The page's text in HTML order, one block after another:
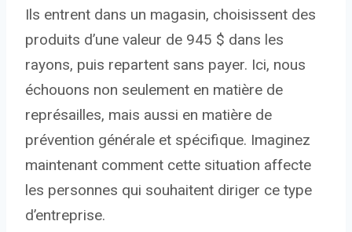
Ils entrent dans un magasin, choisissent des
produits d’une valeur de 945 $ dans les
rayons, puis repartent sans payer. Ici, nous
échouons non seulement en matière de
représailles, mais aussi en matière de
prévention générale et spécifique. Imaginez
maintenant comment cette situation affecte
les personnes qui souhaitent diriger ce type
d’entreprise.